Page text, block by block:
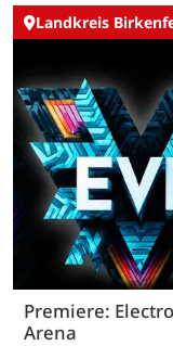
Landkreis
Premiere:
Arena